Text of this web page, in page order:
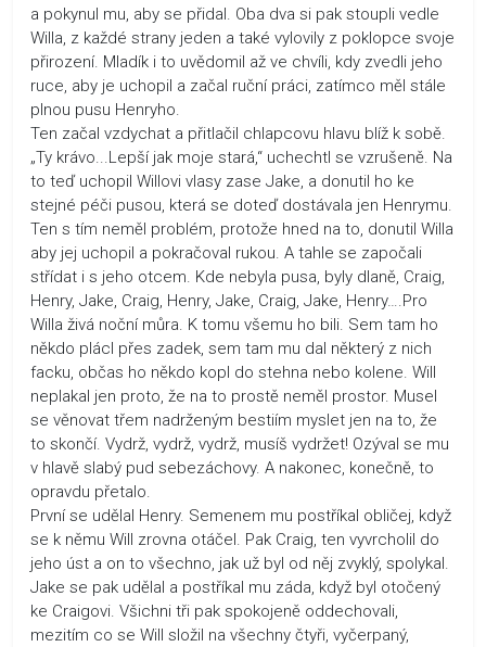
a pokynul mu, aby se přidal. Oba dva si pak stoupli vedle
Willa, z každé strany jeden a také vylovily z poklopce svoje
přirození. Mladík i to uvědomil až ve chvíli, kdy zvedli jeho
ruce, aby je uchopil a začal ruční práci, zatímco měl stále
plnou pusu Henryho.
Ten začal vzdychat a přitlačil chlapcovu hlavu blíž k sobě.
„Ty krávo...Lepší jak moje stará,“ uchechtl se vzrušeně. Na
to teď uchopil Willovi vlasy zase Jake, a donutil ho ke
stejné péči pusou, která se doteď dostávala jen Henrymu.
Ten s tím neměl problém, protože hned na to, donutil Willa
aby jej uchopil a pokračoval rukou. A tahle se započali
střídat i s jeho otcem. Kde nebyla pusa, byly dlaně, Craig,
Henry, Jake, Craig, Henry, Jake, Craig, Jake, Henry….Pro
Willa živá noční můra. K tomu všemu ho bili. Sem tam ho
někdo plácl přes zadek, sem tam mu dal některý z nich
facku, občas ho někdo kopl do stehna nebo kolene. Will
neplakal jen proto, že na to prostě neměl prostor. Musel
se věnovat třem nadrženým bestiím myslet jen na to, že
to skončí. Vydrž, vydrž, vydrž, musíš vydržet! Ozýval se mu
v hlavě slabý pud sebezáchovy. A nakonec, konečně, to
opravdu přetalo.
První se udělal Henry. Semenem mu postříkal obličej, když
se k němu Will zrovna otáčel. Pak Craig, ten vyvrcholil do
jeho úst a on to všechno, jak už byl od něj zvyklý, spolykal.
Jake se pak udělal a postříkal mu záda, když byl otočený
ke Craigovi. Všichni tři pak spokojeně oddechovali,
mezitím co se Will složil na všechny čtyři, vyčerpaný,